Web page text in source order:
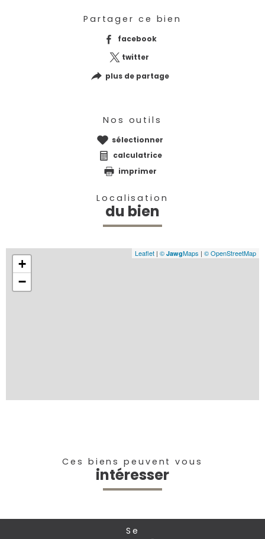
Partager ce bien
facebook
twitter
plus de partage
Nos outils
sélectionner
calculatrice
imprimer
Localisation
du bien
+
−
Leaflet | © JawgMaps | © OpenStreetMap
Ces biens peuvent vous
intéresser
se